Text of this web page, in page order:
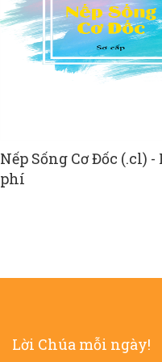
Nếp Sống Cơ Đốc (.cl) -
phí
Lời Chúa mỗi ngày!